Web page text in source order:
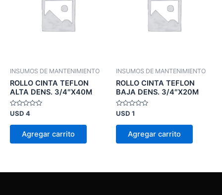
INSUMOS DE MANTENIMIENTO
ROLLO CINTA TEFLON
ALTA DENS. 3/4″X40M
Valorado
en
0
USD 4
Agregar carrito
INSUMOS DE MANTENIMIENTO
ROLLO CINTA TEFLON
BAJA DENS. 3/4″X20M
Valorado
en
0
USD 1
Agregar carrito